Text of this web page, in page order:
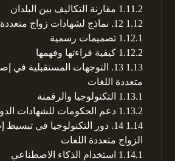
1.11.2 مقارنة التكاليف بين البلدان
1.12 12. نماذج لشهادات زواج متعددة اللغات
1.12.1 تصميمات رسمية
1.12.2 كيفية قراءتها وفهمها
1.13
13. التوجهات المستقبلية في
متعددة اللغات
1.13.1 التكنولوجيا والرقمنة
1.13.2 دعم الحكومات للشهادات
1.14
14. دور التكنولوجيا في
الزواج متعددة اللغات
1.14.1 استخدام الذكاء الاصطناعي